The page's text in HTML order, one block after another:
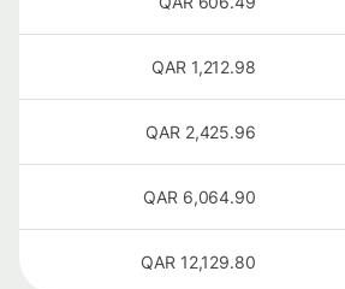
1,212.98
QAR
2,425.96
QAR
6,064.90
QAR
12,129.80
QAR